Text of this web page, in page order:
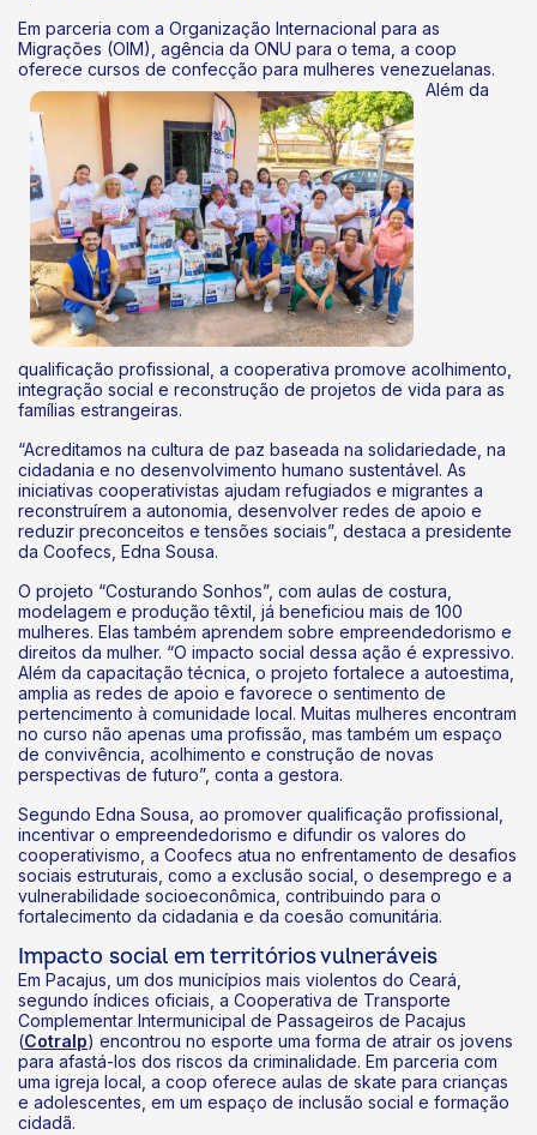
Em parceria com a Organização Internacional para as
Migrações (OIM), agência da ONU para o tema, a coop
oferece cursos de confecção para mulheres venezuelanas.
Além da
qualificação profissional, a cooperativa promove acolhimento,
integração social e reconstrução de projetos de vida para as
famílias estrangeiras.
“Acreditamos na cultura de paz baseada na solidariedade, na
cidadania e no desenvolvimento humano sustentável. As
iniciativas cooperativistas ajudam refugiados e migrantes a
reconstruírem a autonomia, desenvolver redes de apoio e
reduzir preconceitos e tensões sociais”, destaca a presidente
da Coofecs, Edna Sousa.
O projeto “Costurando Sonhos”, com aulas de costura,
modelagem e produção têxtil, já beneficiou mais de 100
mulheres. Elas também aprendem sobre empreendedorismo e
direitos da mulher. “O impacto social dessa ação é expressivo.
Além da capacitação técnica, o projeto fortalece a autoestima,
amplia as redes de apoio e favorece o sentimento de
pertencimento à comunidade local. Muitas mulheres encontram
no curso não apenas uma profissão, mas também um espaço
de convivência, acolhimento e construção de novas
perspectivas de futuro”, conta a gestora.
Segundo Edna Sousa, ao promover qualificação profissional,
incentivar o empreendedorismo e difundir os valores do
cooperativismo, a Coofecs atua no enfrentamento de desafios
sociais estruturais, como a exclusão social, o desemprego e a
vulnerabilidade socioeconômica, contribuindo para o
fortalecimento da cidadania e da coesão comunitária.
Impacto social em territórios vulneráveis
Em Pacajus, um dos municípios mais violentos do Ceará,
segundo índices oficiais, a Cooperativa de Transporte
Complementar Intermunicipal de Passageiros de Pacajus
(Cotralp) encontrou no esporte uma forma de atrair os jovens
para afastá-los dos riscos da criminalidade. Em parceria com
uma igreja local, a coop oferece aulas de skate para crianças
e adolescentes, em um espaço de inclusão social e formação
cidadã.